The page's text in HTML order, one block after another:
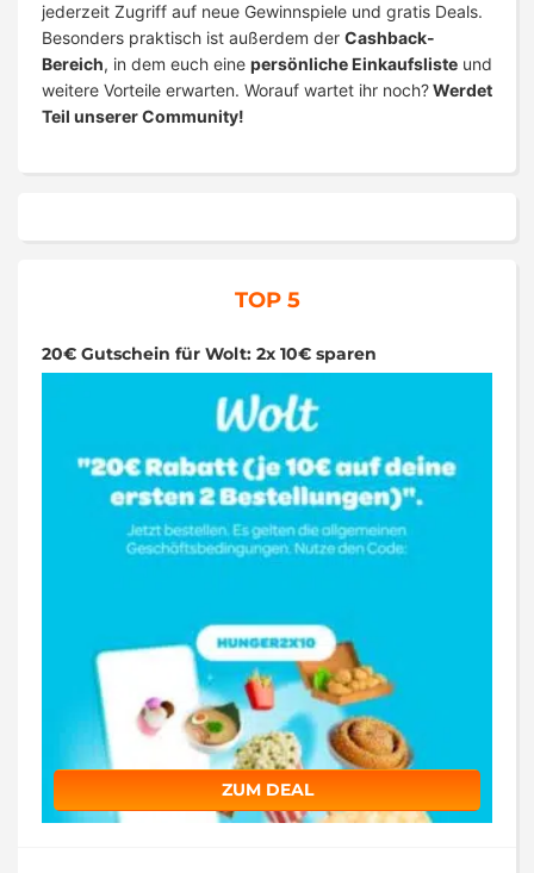
jederzeit Zugriff auf neue Gewinnspiele und gratis Deals.
Besonders praktisch ist außerdem der Cashback-
Bereich, in dem euch eine persönliche Einkaufsliste und
weitere Vorteile erwarten. Worauf wartet ihr noch?Werdet
Teil unserer Community!
TOP 5
20€ Gutschein für Wolt: 2x 10€ sparen
ZUM DEAL